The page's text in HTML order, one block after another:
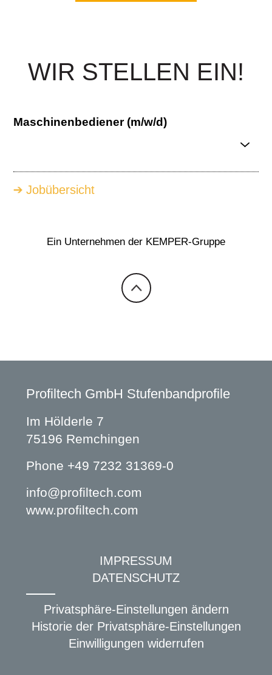
WIR STELLEN EIN!
Maschinenbediener (m/w/d)
Jobübersicht
Ein Unternehmen der KEMPER-Gruppe
Profiltech GmbH Stufenbandprofile
Im Hölderle 7
75196 Remchingen
Phone +49 7232 31369-0
info@profiltech.com
www.profiltech.com
IMPRESSUM
DATENSCHUTZ
Privatsphäre-Einstellungen ändern
Historie der Privatsphäre-Einstellungen
Einwilligungen widerrufen